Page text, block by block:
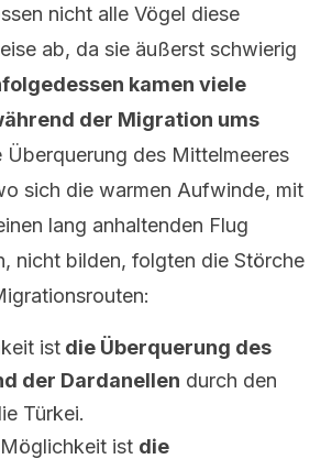
nicht alle Vögel diese
ab, da sie äußerst schwierig
kamen viele
der Migration ums
Überquerung des Mittelmeeres
sich die warmen Aufwinde, mit
lang anhaltenden Flug
nicht bilden, folgten die Störche
ist die Überquerung des
der Dardanellen durch den
Türkei.
ist die